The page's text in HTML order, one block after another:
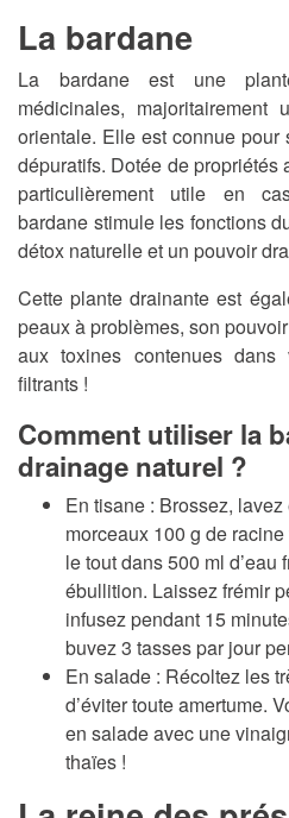
La bardane
La bardane est une
médicinales,
orientale. Elle est connue
dépuratifs. Dotée de propriétés
particulièrement utile en
bardane stimule les fonctions
détox naturelle et un pouvoir
Cette plante drainante est
peaux à problèmes, son
aux toxines contenues
filtrants !
Comment utiliser la
drainage naturel ?
En tisane : Brossez,
morceaux 100 g de
le tout dans 500 ml d’eau
ébullition. Laissez frémir
infusez pendant 15
buvez 3 tasses par jour
En salade : Récoltez les
d’éviter toute amertume.
en salade avec une
thaïes !